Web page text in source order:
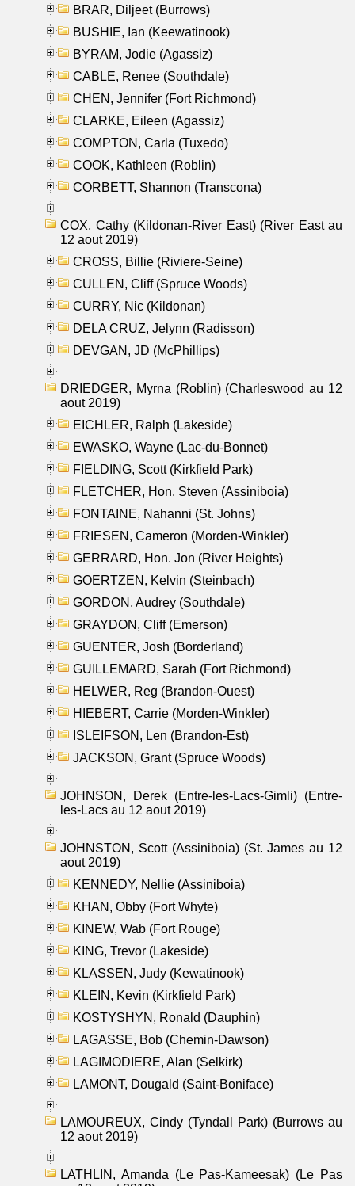
BRAR, Diljeet (Burrows)
BUSHIE, Ian (Keewatinook)
BYRAM, Jodie (Agassiz)
CABLE, Renee (Southdale)
CHEN, Jennifer (Fort Richmond)
CLARKE, Eileen (Agassiz)
COMPTON, Carla (Tuxedo)
COOK, Kathleen (Roblin)
CORBETT, Shannon (Transcona)
COX, Cathy (Kildonan-River East) (River East au
12 aout 2019)
CROSS, Billie (Riviere-Seine)
CULLEN, Cliff (Spruce Woods)
CURRY, Nic (Kildonan)
DELA CRUZ, Jelynn (Radisson)
DEVGAN, JD (McPhillips)
DRIEDGER, Myrna (Roblin) (Charleswood au 12
aout 2019)
EICHLER, Ralph (Lakeside)
EWASKO, Wayne (Lac-du-Bonnet)
FIELDING, Scott (Kirkfield Park)
FLETCHER, Hon. Steven (Assiniboia)
FONTAINE, Nahanni (St. Johns)
FRIESEN, Cameron (Morden-Winkler)
GERRARD, Hon. Jon (River Heights)
GOERTZEN, Kelvin (Steinbach)
GORDON, Audrey (Southdale)
GRAYDON, Cliff (Emerson)
GUENTER, Josh (Borderland)
GUILLEMARD, Sarah (Fort Richmond)
HELWER, Reg (Brandon-Ouest)
HIEBERT, Carrie (Morden-Winkler)
ISLEIFSON, Len (Brandon-Est)
JACKSON, Grant (Spruce Woods)
JOHNSON, Derek (Entre-les-Lacs-Gimli) (Entre-
les-Lacs au 12 aout 2019)
JOHNSTON, Scott (Assiniboia) (St. James au 12
aout 2019)
KENNEDY, Nellie (Assiniboia)
KHAN, Obby (Fort Whyte)
KINEW, Wab (Fort Rouge)
KING, Trevor (Lakeside)
KLASSEN, Judy (Kewatinook)
KLEIN, Kevin (Kirkfield Park)
KOSTYSHYN, Ronald (Dauphin)
LAGASSE, Bob (Chemin-Dawson)
LAGIMODIERE, Alan (Selkirk)
LAMONT, Dougald (Saint-Boniface)
LAMOUREUX, Cindy (Tyndall Park) (Burrows au
12 aout 2019)
LATHLIN, Amanda (Le Pas-Kameesak) (Le Pas